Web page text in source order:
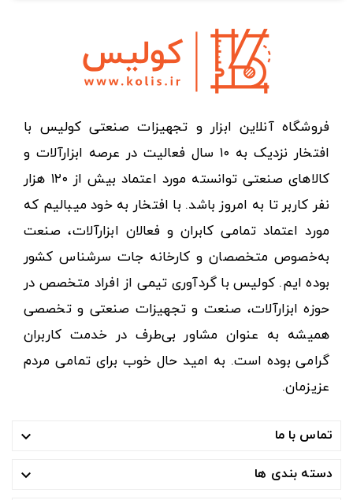
فروشگاه آنلاین ابزار و تجهیزات صنعتی کولیس با
افتخار نزدیک به ۱۰ سال فعالیت در عرصه ابزارآلات و
کالاهای صنعتی توانسته مورد اعتماد بیش از ۱۲۰ هزار
نفر کاربر تا به امروز باشد. با افتخار به خود میبالیم که
مورد اعتماد تمامی کابران و فعالان ابزارآلات، صنعت
به‌خصوص متخصصان و کارخانه جات سرشناس کشور
بوده ایم. کولیس با گردآوری تیمی از افراد متخصص در
حوزه ابزارآلات، صنعت و تجهیزات صنعتی و تخصصی
همیشه به عنوان مشاور بی‌طرف در خدمت کاربران
گرامی بوده است. به امید حال خوب برای تمامی مردم
عزیزمان.
تماس با ما 
دسته بندی ها 